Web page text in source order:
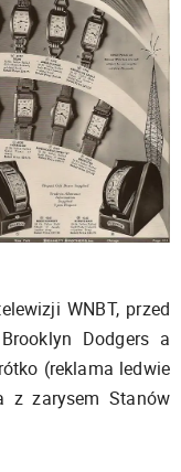
WNBT, przed
Dodgers a
(reklama ledwie
z zarysem Stanów